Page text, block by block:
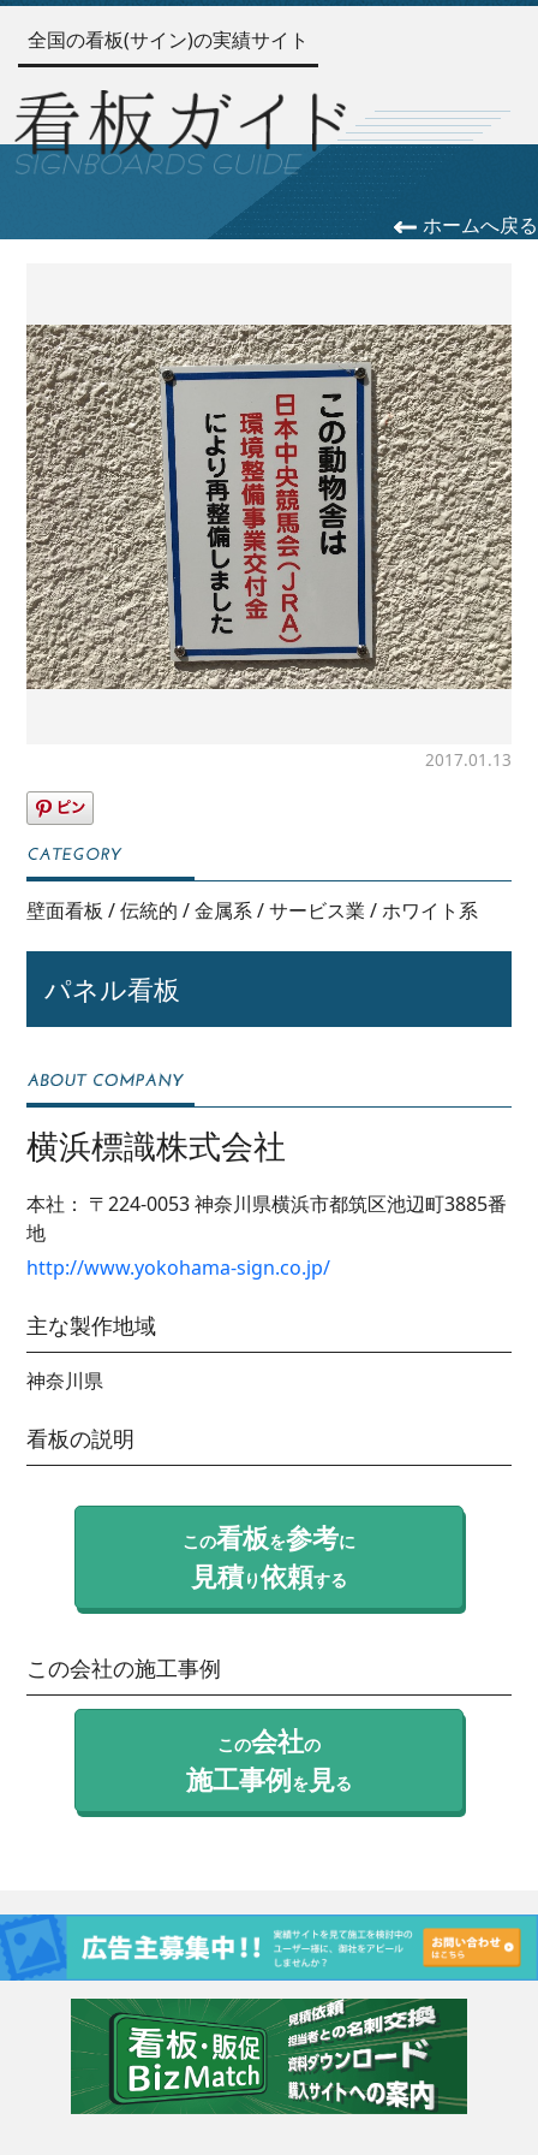
全国の看板(サイン)の実績サイト
ホームへ戻る
2017.01.13
壁面看板 /伝統的 /金属系/サービス業 /ホワイト系
パネル看板
横浜標識株式会社
本社： 〒224-0053神奈川県横浜市都筑区池辺町3885番
地
http://www.yokohama-sign.co.jp/
主な製作地域
神奈川県
看板の説明
この看板を参考に
見積り依頼する
この会社の施工事例
この会社の
施工事例を 見る